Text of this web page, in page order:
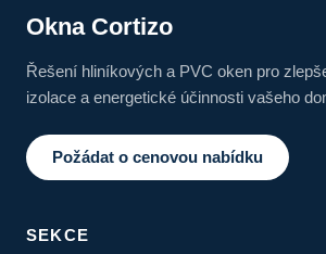
Okna Cortizo
Řešení hliníkových a PVC oken pro
izolace a energetické účinnosti vašeho
Požádat o cenovou nabídku
SEKCE